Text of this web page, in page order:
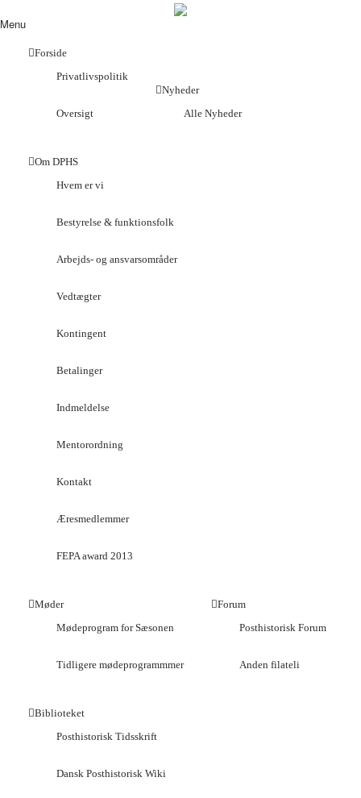
Menu
Forside
Privatlivspolitik
Oversigt
Nyheder
Alle Nyheder
Om DPHS
Hvem er vi
Bestyrelse & funktionsfolk
Arbejds- og ansvarsområder
Vedtægter
Kontingent
Betalinger
Indmeldelse
Mentorordning
Kontakt
Æresmedlemmer
FEPA award 2013
Møder
Mødeprogram for Sæsonen
Tidligere mødeprogrammmer
Forum
Posthistorisk Forum
Anden filateli
Biblioteket
Posthistorisk Tidsskrift
Dansk Posthistorisk Wiki